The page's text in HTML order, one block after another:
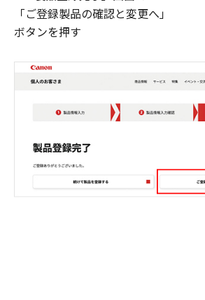
「ご登録製品の確認と変更へ」
ボタンを押す